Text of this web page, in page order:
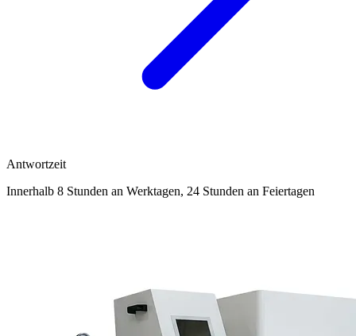
Antwortzeit
Innerhalb 8 Stunden an Werktagen, 24 Stunden an Feiertagen